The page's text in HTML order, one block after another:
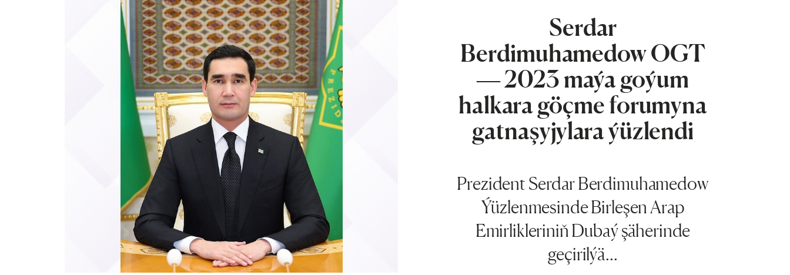
Serdar
Berdimuhamedow OGT
— 2023 maýa goýum
halkara göçme forumyna
gatnaşyjylara ýüzlendi
Prezident Serdar Berdimuhamedow
Ýüzlenmesinde Birleşen Arap
Emirlikleriniň Dubaý şäherinde
geçirilýä...